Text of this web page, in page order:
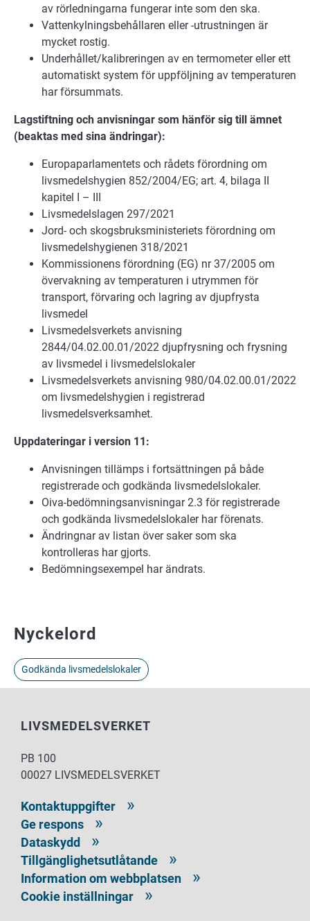
Nyckelord
Godkända livsmedelslokaler
av rörledningarna fungerar inte som den ska.
Vattenkylningsbehållaren eller -utrustningen är
mycket rostig.
Underhållet/kalibreringen av en termometer eller ett
automatiskt system för uppföljning av temperaturen
har försummats.
Lagstiftning och anvisningar som hänför sig till ämnet
(beaktas med sina ändringar):
Europaparlamentets och rådets förordning om
livsmedelshygien 852/2004/EG; art. 4, bilaga II
kapitel I – III
Livsmedelslagen 297/2021
Jord- och skogsbruksministeriets förordning om
livsmedelshygienen 318/2021
Kommissionens förordning (EG) nr 37/2005 om
övervakning av temperaturen i utrymmen för
transport, förvaring och lagring av djupfrysta
livsmedel
Livsmedelsverkets anvisning
2844/04.02.00.01/2022 djupfrysning och frysning
av livsmedel i livsmedelslokaler
Livsmedelsverkets anvisning 980/04.02.00.01/2022
om livsmedelshygien i registrerad
livsmedelsverksamhet.
Uppdateringar i version 11:
Anvisningen tillämps i fortsättningen på både
registrerade och godkända livsmedelslokaler.
Oiva-bedömningsanvisningar 2.3 för registrerade
och godkända livsmedelslokaler har förenats.
Ändringnar av listan över saker som ska
kontrolleras har gjorts.
Bedömningsexempel har ändrats.
LIVSMEDELSVERKET
PB 100
00027 LIVSMEDELSVERKET
Kontaktuppgifter
Ge respons
Dataskydd
Tillgänglighetsutlåtande
Information om webbplatsen
Cookie inställningar